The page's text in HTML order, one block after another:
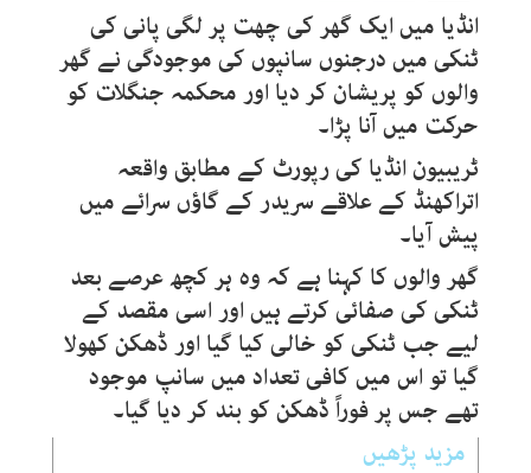
انڈیا میں ایک گھر کی چھت پر لگی پانی کی
ٹنکی میں درجنوں سانپوں کی موجودگی نے گھر
والوں کو پریشان کر دیا اور محکمہ جنگلات کو
حرکت میں آنا پڑا۔
ٹریبیون انڈیا کی رپورٹ کے مطابق واقعہ
اتراکھنڈ کے علاقے سریدر کے گاؤں سرائے میں
پیش آیا۔
گھر والوں کا کہنا ہے کہ وہ ہر کچھ عرصے بعد
ٹنکی کی صفائی کرتے ہیں اور اسی مقصد کے
لیے جب ٹنکی کو خالی کیا گیا اور ڈھکن کھولا
گیا تو اس میں کافی تعداد میں سانپ موجود
تھے جس پر فوراً ڈھکن کو بند کر دیا گیا۔
مزید پڑھیں